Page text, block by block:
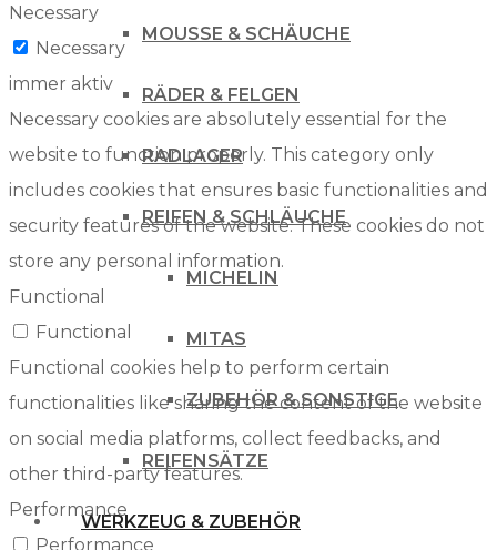
MOUSSE & SCHÄUCHE
RÄDER & FELGEN
RADLAGER
REIFEN & SCHLÄUCHE
MICHELIN
MITAS
ZUBEHÖR & SONSTIGE
REIFENSÄTZE
WERKZEUG & ZUBEHÖR
Necessary
Necessary
immer aktiv
Necessary cookies are absolutely essential for the
website to function properly. This category only
includes cookies that ensures basic functionalities and
security features of the website. These cookies do not
store any personal information.
Functional
Functional
Functional cookies help to perform certain
functionalities like sharing the content of the website
on social media platforms, collect feedbacks, and
other third-party features.
Performance
Performance